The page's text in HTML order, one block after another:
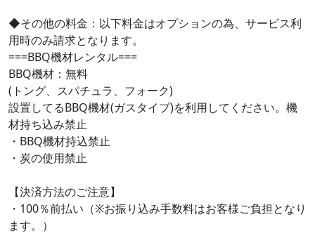
◆その他の料金：以下料金はオプションの為、サービス利
用時のみ請求となります。
===BBQ機材レンタル===
BBQ機材：無料
(トング、スパチュラ、フォーク)
設置してるBBQ機材(ガスタイプ)を利用してください。機
材持ち込み禁止
・BBQ機材持込禁止
・炭の使用禁止
【決済方法のご注意】
・100％前払い（※お振り込み手数料はお客様ご負担となり
ます。）